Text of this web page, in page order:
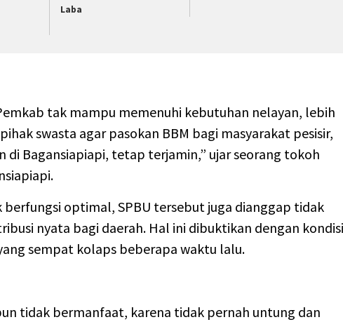
Laba
tak mampu memenuhi kebutuhan nelayan, lebih
swasta agar pasokan BBM bagi masyarakat pesisir,
di Bagansiapiapi, tetap terjamin,” ujar seorang tokoh
berfungsi optimal, SPBU tersebut juga dianggap tidak
nyata bagi daerah. Hal ini dibuktikan dengan kondisi
sempat kolaps beberapa waktu lalu.
tidak bermanfaat, karena tidak pernah untung dan